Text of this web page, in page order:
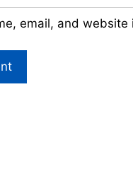
email, and